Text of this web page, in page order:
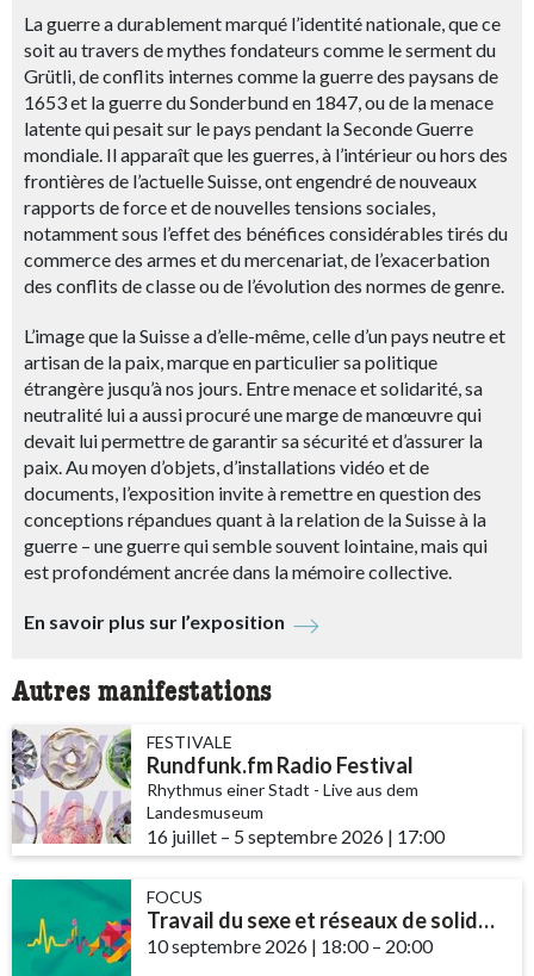
La guerre a durablement marqué l’identité nationale, que ce
soit au travers de mythes fondateurs comme le serment du
Grütli, de conflits internes comme la guerre des paysans de
1653 et la guerre du Sonderbund en 1847, ou de la menace
latente qui pesait sur le pays pendant la Seconde Guerre
mondiale. Il apparaît que les guerres, à l’intérieur ou hors des
frontières de l’actuelle Suisse, ont engendré de nouveaux
rapports de force et de nouvelles tensions sociales,
notamment sous l’effet des bénéfices considérables tirés du
commerce des armes et du mercenariat, de l’exacerbation
des conflits de classe ou de l’évolution des normes de genre.
L’image que la Suisse a d’elle-même, celle d’un pays neutre et
artisan de la paix, marque en particulier sa politique
étrangère jusqu’à nos jours. Entre menace et solidarité, sa
neutralité lui a aussi procuré une marge de manœuvre qui
devait lui permettre de garantir sa sécurité et d’assurer la
paix. Au moyen d’objets, d’installations vidéo et de
documents, l’exposition invite à remettre en question des
conceptions répandues quant à la relation de la Suisse à la
guerre – une guerre qui semble souvent lointaine, mais qui
est profondément ancrée dans la mémoire collective.
En savoir plus sur l’exposition
Autres manifestations
FESTIVALE
Rundfunk.fm Radio Festival
Rhythmus einer Stadt - Live aus dem
Landesmuseum
16 juillet accessibility.time_to
– 5 septembre 2026 | 17:00
FOCUS
Travail du sexe et réseaux de solidarité – le rôle des communautés et des ...
10 septembre 2026 | 18:00– 20:00